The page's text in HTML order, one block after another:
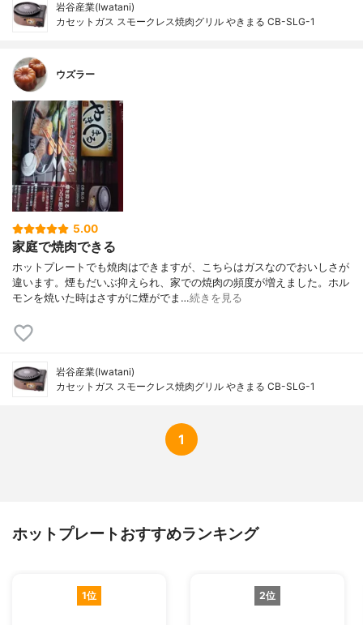
岩谷産業(Iwatani)
カセットガス スモークレス焼肉グリル やきまる CB-SLG-1
ウズラー
5.00
家庭で焼肉できる
ホットプレートでも焼肉はできますが、こちらはガスなのでおいしさが
違います。煙もだいぶ抑えられ、家での焼肉の頻度が増えました。ホル
モンを焼いた時はさすがに煙がでま…続きを見る
岩谷産業(Iwatani)
カセットガス スモークレス焼肉グリル やきまる CB-SLG-1
1
ホットプレートおすすめランキング
1位 2位